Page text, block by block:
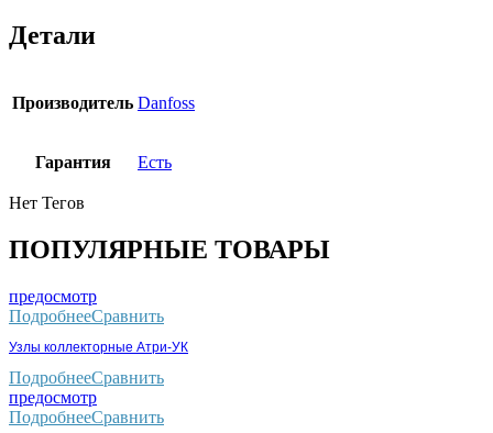
Детали
Производитель Danfoss
Гарантия Есть
Нет Тегов
ПОПУЛЯРНЫЕ ТОВАРЫ
предосмотр
ПодробнееСравнить
Узлы коллекторные Атри-УК
ПодробнееСравнить
предосмотр
ПодробнееСравнить